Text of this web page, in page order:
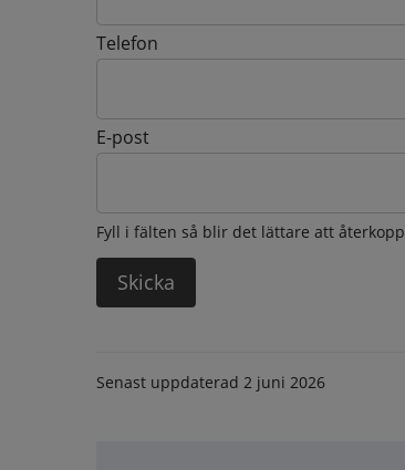
Telefon
E-post
Fyll i fälten så blir det lättare att
Senast uppdaterad 2 juni 2026